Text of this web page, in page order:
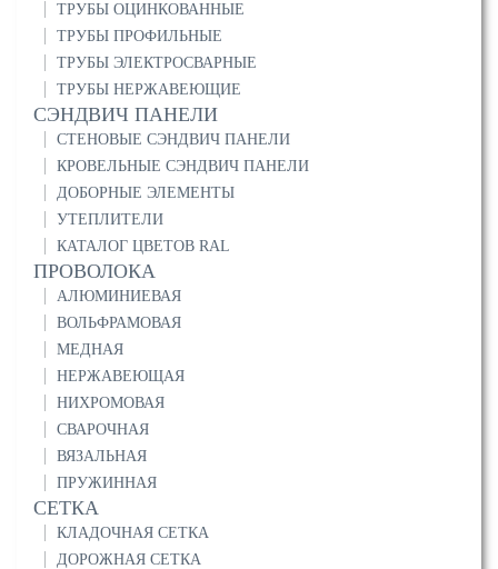
ТРУБЫ ОЦИНКОВАННЫЕ
ТРУБЫ ПРОФИЛЬНЫЕ
ТРУБЫ ЭЛЕКТРОСВАРНЫЕ
ТРУБЫ НЕРЖАВЕЮЩИЕ
СЭНДВИЧ ПАНЕЛИ
СТЕНОВЫЕ СЭНДВИЧ ПАНЕЛИ
КРОВЕЛЬНЫЕ СЭНДВИЧ ПАНЕЛИ
ДОБОРНЫЕ ЭЛЕМЕНТЫ
УТЕПЛИТЕЛИ
КАТАЛОГ ЦВЕТОВ RAL
ПРОВОЛОКА
АЛЮМИНИЕВАЯ
ВОЛЬФРАМОВАЯ
МЕДНАЯ
НЕРЖАВЕЮЩАЯ
НИХРОМОВАЯ
СВАРОЧНАЯ
ВЯЗАЛЬНАЯ
ПРУЖИННАЯ
СЕТКА
КЛАДОЧНАЯ СЕТКА
ДОРОЖНАЯ СЕТКА